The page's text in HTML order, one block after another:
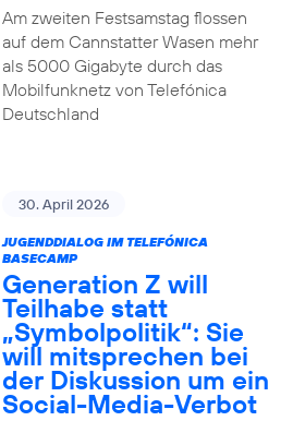
Am zweiten Festsamstag flossen
auf dem Cannstatter Wasen mehr
als 5000 Gigabyte durch das
Mobilfunknetz von Telefónica
Deutschland
30. April 2026
JUGENDDIALOG IM TELEFÓNICA
BASECAMP
Generation Z will
Teilhabe statt
„Symbolpolitik“: Sie
will mitsprechen bei
der Diskussion um ein
Social-Media-Verbot